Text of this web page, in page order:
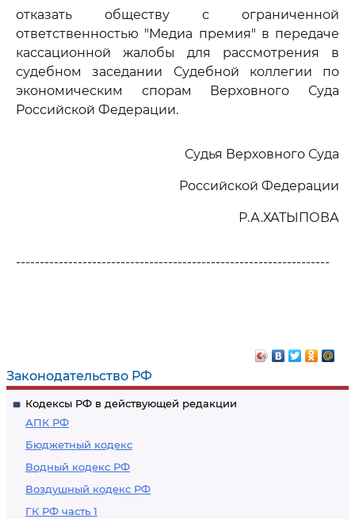
Законодательство РФ
Кодексы РФ в действующей редакции
АПК РФ
Бюджетный кодекс
Водный кодекс РФ
Воздушный кодекс РФ
ГК РФ часть 1
отказать обществу с ограниченной
ответственностью "Медиа премия" в передаче
кассационной жалобы для рассмотрения в
судебном заседании Судебной коллегии по
экономическим спорам Верховного Суда
Российской Федерации.
Судья Верховного Суда
Российской Федерации
Р.А.ХАТЫПОВА
------------------------------------------------------------------